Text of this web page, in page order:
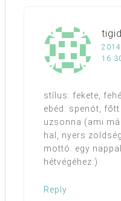
stílus: fekete,
ebéd: spenót,
uzsonna (ami
hal, nyers
mottó: egy
hétvégéhez:)
Reply